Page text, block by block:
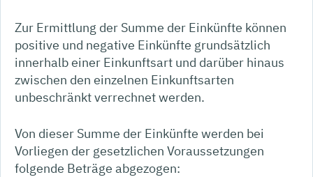
Zur Ermittlung der Summe der Einkünfte können
positive und negative Einkünfte grundsätzlich
innerhalb einer Einkunftsart und darüber hinaus
zwischen den einzelnen Einkunftsarten
unbeschränkt verrechnet werden.
Von dieser Summe der Einkünfte werden bei
Vorliegen der gesetzlichen Voraussetzungen
folgende Beträge abgezogen: